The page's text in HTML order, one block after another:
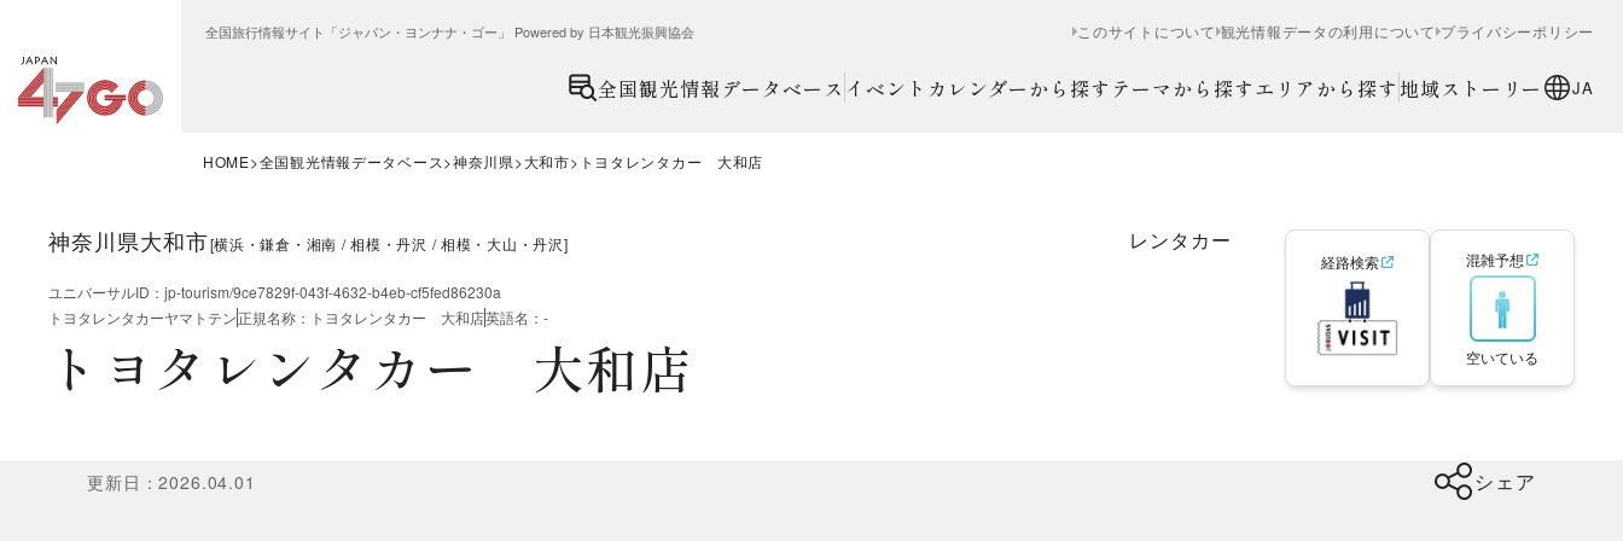
全国旅行情報サイト「ジャパン・ヨンナナ・ゴー」 Powered by 日本観光振興協会 このサイトについて 観光情報データの利用について プライバシーポリシー
全国観光情報データベース イベントカレンダーから探す テーマから探すエリアから探す 地域ストーリー JA
HOME 全国観光情報データベース 神奈川県 大和市 トヨタレンタカー 大和店
神奈川県大和市[横浜・鎌倉・湘南 相模・丹沢 相模・大山・丹沢] レンタカー
ユニバーサルID ： jp-tourism/9ce7829f-043f-4632-b4eb-cf5fed86230a
トヨタレンタカーヤマトテン正規名称 ： トヨタレンタカー 大和店英語名 ： -
トヨタレンタカー 大和店
経路検索 混雑予想
空いている
更新日 ：2026.04.01 シェア